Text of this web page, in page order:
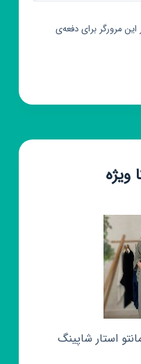
مرورگر برای دفعه‌ی
ویژه
استار شاپینگ